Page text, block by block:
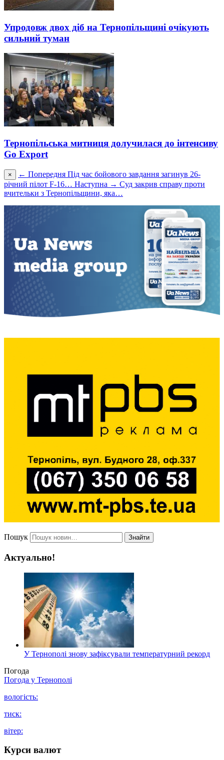
Упродовж двох діб на Тернопільщині очікують
сильний туман
Тернопільська митниця долучилася до інтенсиву
Go Export
× ← Попередня Під час бойового завдання загинув 26-
річний пілот F-16… Наступна → Суд закрив справу проти
вчительки з Тернопільщини, яка…
Пошук Знайти
Актуально!
У Тернополі знову зафіксували температурний рекорд
Погода
Погода у Тернополі
вологість:
тиск:
вітер:
Курси валют